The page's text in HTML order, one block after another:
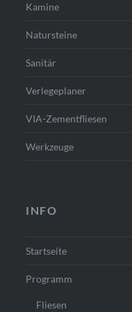
Kamine
Natursteine
Sanitär
Verlegeplaner
VIA-Zementfliesen
Werkzeuge
INFO
Startseite
Programm
Fliesen